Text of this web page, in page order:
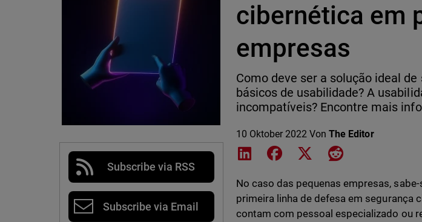
Subscribe via RSS
Subscribe via Email
cibernética em
empresas
Como deve ser a solução ideal
básicos de usabilidade? A
incompatíveis? Encontre mais
10 Oktober 2022 VonThe Editor
Share on LinkedIn
Share on Facebook
Share on XShare on Reddit
No caso das pequenas empresas,
primeira linha de defesa em segurança
contam com pessoal especializado ou